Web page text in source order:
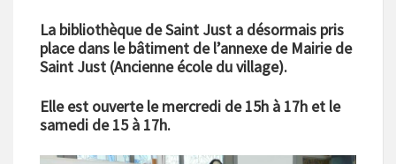
La bibliothèque de Saint Just a désormais pris
place dans le bâtiment de l’annexe de Mairie de
Saint Just (Ancienne école du village).
Elle est ouverte le mercredi de 15h à 17h et le
samedi de 15 à 17h.